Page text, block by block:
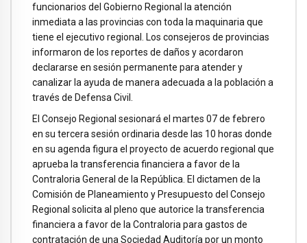
funcionarios del Gobierno Regional la atención
inmediata a las provincias con toda la maquinaria que
tiene el ejecutivo regional. Los consejeros de provincias
informaron de los reportes de daños y acordaron
declararse en sesión permanente para atender y
canalizar la ayuda de manera adecuada a la población a
través de Defensa Civil.
El Consejo Regional sesionará el martes 07 de febrero
en su tercera sesión ordinaria desde las 10 horas donde
en su agenda figura el proyecto de acuerdo regional que
aprueba la transferencia financiera a favor de la
Contraloria General de la República. El dictamen de la
Comisión de Planeamiento y Presupuesto del Consejo
Regional solicita al pleno que autorice la transferencia
financiera a favor de la Contraloria para gastos de
contratación de una Sociedad Auditoría por un monto